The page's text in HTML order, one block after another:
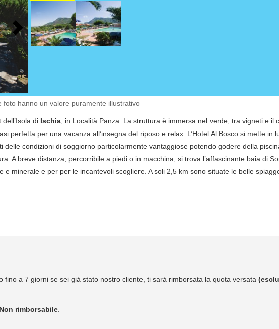
foto hanno un valore puramente illustrativo
di Ischia , in Località Panza. La struttura è immersa nel verde, tra vigneti e il
perfetta per una vacanza all’insegna del riposo e relax. L’Hotel Al Bosco si mette in
condizioni di soggiorno particolarmente vantaggiose potendo godere della
A breve distanza, percorribile a piedi o in macchina, si trova l’affascinante baia di
minerale e per per le incantevoli scogliere. A soli 2,5 km sono situate le belle
a 7 giorni se sei già stato nostro cliente, ti sarà rimborsata la quota versata
Non rimborsabile